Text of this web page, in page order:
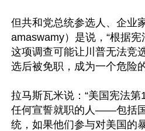
但共和党总统参选人、企业
amaswamy）是说，“根据宪
这项调查可能让川普无法竞
选后被免职，成为一个危险
拉马斯瓦米说：“美国宪法第
任何宣誓就职的人——包括
统，如果他们参与对美国的